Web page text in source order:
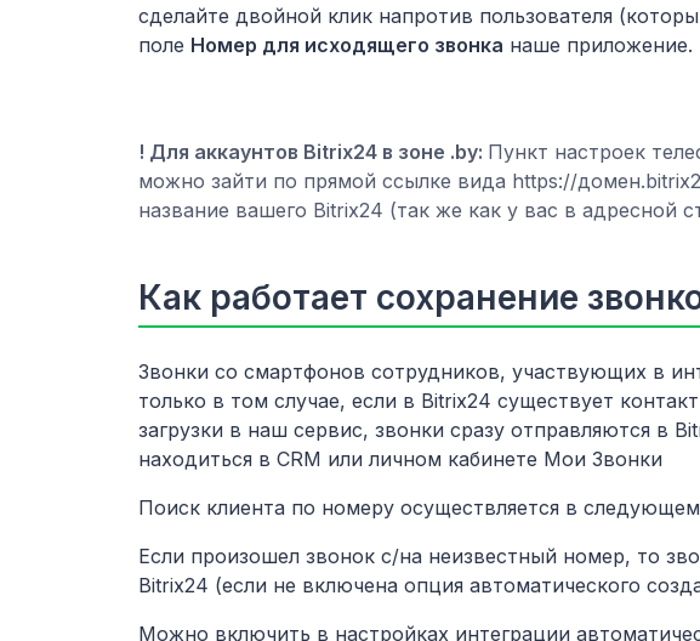
сделайте двойной клик напротив пользователя
поле Номер для исходящего звонка наше приложение.
! Для аккаунтов Bitrix24 в зоне .by: Пункт настроек
можно зайти по прямой ссылке вида https://
название вашего Bitrix24 (так же как у вас в адресной
Как работает сохранение
Звонки со смартфонов сотрудников, участвующих в
только в том случае, если в Bitrix24 существует
загрузки в наш сервис, звонки сразу отправляются в
находиться в CRM или личном кабинете Мои Звонки
Поиск клиента по номеру осуществляется в
Если произошел звонок с/на неизвестный номер, то
Bitrix24 (если не включена опция автоматического
Можно включить в настройках интеграции